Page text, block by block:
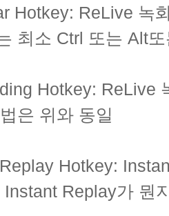
Hotkey: ReLive 녹
최소 Ctrl 또는 Alt
Hotkey: ReLive
은 위와 동일
Hotkey:
Instant Replay가 뭔